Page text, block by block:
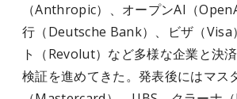
（Anthropic）、オープンAI（
行（Deutsche Bank）、ビザ（Visa
ト（Revolut）など多様な企業と決
検証を進めてきた。発表後にはマス